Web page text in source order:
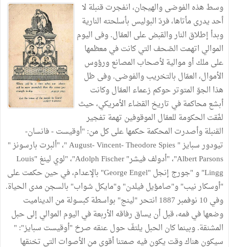
وسط هذه الفوضى والهيجان، انفجرت قنبلة لا
أحد يدرى مأتاها، فردّ البوليس بأسلحته النارية
وبدأ إطلاق النار والقبض على العمّال. وفى اليوم
الموالي اتهمت الصّحف التي كانت في معظمها
على ملك أو موالية لأصحاب المصانع ورؤوس
الأموال، العمّال بالتخريب والفوضى. وفى ظل
هذا الجوّ المتوتر حوكم زعماء العمّال وكانت
أبشع محاكمة في تاريخ القضاء الأمريكي، حيث
لفّقت الحكومة للعمّال الموقوفين تهمة تفجير
القنبلة وأصدرت المحكمة حكمها على كل من: "أوقيست - فانسان-
تيودور سبايز " August- Vincent- Theodore Spies "، "ألبرت بارسونز "
Albert Parsons"، "أدولف فيشر" Adolph Fischer"، "لوي لينغ "Louis
Lingg" و "جورج إنجل "George Engel" بالإعدام، في حين حكمت على
"أوسكار نيب" و"صامؤيل فيلدن" و"مايكل شواب" بالسجن مدى الحياة.
وفي 10 نوفمبر 1887 انتحر "لينج" بواسطة كبسولة من الديناميت
وضعها في فمه، قبل أن يساق رفاقه الأربعة في اليوم الموالي إلى حبل
المشنقة. وبينما كان الحبل يلتفّ حول عنقه صرخ "أوقيست سبايز": "
سيكون هناك وقت يكون فيه صمتنا أقوى من الأصوات التي تخنقها